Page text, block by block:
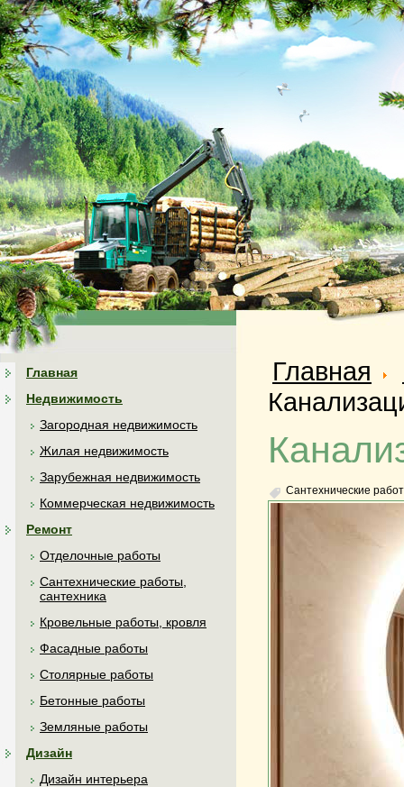
Главная
Недвижимость
Загородная недвижимость
Жилая недвижимость
Зарубежная недвижимость
Коммерческая недвижимость
Ремонт
Отделочные работы
Сантехнические работы,
сантехника
Кровельные работы, кровля
Фасадные работы
Столярные работы
Бетонные работы
Земляные работы
Дизайн
Дизайн интерьера
Главная
Сантехнические